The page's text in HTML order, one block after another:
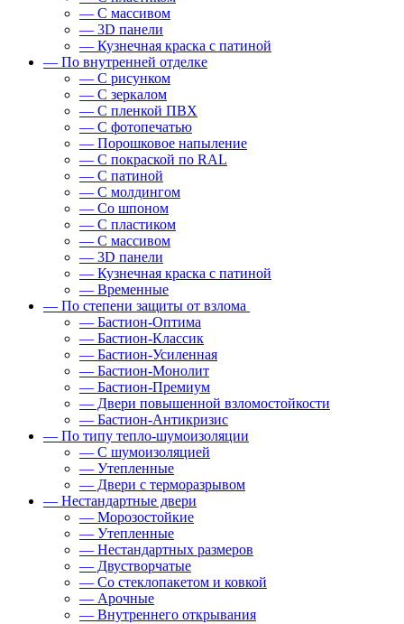
— С массивом
— 3D панели
— Кузнечная краска с патиной
— По внутренней отделке
— С рисунком
— С зеркалом
— С пленкой ПВХ
— С фотопечатью
— Порошковое напыление
— С покраской по RAL
— С патиной
— С молдингом
— Со шпоном
— С пластиком
— С массивом
— 3D панели
— Кузнечная краска с патиной
— Временные
— По степени защиты от взлома
— Бастион-Оптима
— Бастион-Классик
— Бастион-Усиленная
— Бастион-Монолит
— Бастион-Премиум
— Двери повышенной взломостойкости
— Бастион-Антикризис
— По типу тепло-шумоизоляции
— С шумоизоляцией
— Утепленные
— Двери с терморазрывом
— Нестандартные двери
— Морозостойкие
— Утепленные
— Нестандартных размеров
— Двустворчатые
— Со стеклопакетом и ковкой
— Арочные
— Внутреннего открывания